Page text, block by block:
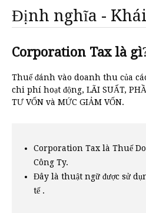
Định nghĩa -
Corporation Tax là gì
Thuế đánh vào doanh thu của
chi phí hoạt động, LÃI SUẤT,
TƯ VỐN và MỨC GIẢM VỐN.
Corporation Tax là Thuế
Công Ty.
Đây là thuật ngữ được sử
tế .